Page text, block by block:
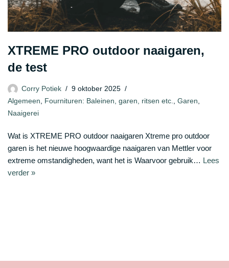
XTREME PRO outdoor naaigaren,
de test
Corry Potiek
9 oktober 2025
Algemeen, Fournituren: Baleinen, garen, ritsen etc., Garen,
Naaigerei
Wat is XTREME PRO outdoor naaigaren Xtreme pro outdoor
garen is het nieuwe hoogwaardige naaigaren van Mettler voor
extreme omstandigheden, want het is Waarvoor gebruik… Lees
verder »